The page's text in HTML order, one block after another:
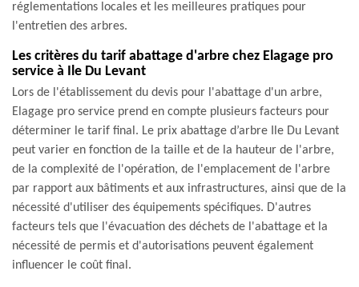
réglementations locales et les meilleures pratiques pour
l'entretien des arbres.
Les critères du tarif abattage d'arbre chez Elagage pro
service à Ile Du Levant
Lors de l'établissement du devis pour l'abattage d'un arbre,
Elagage pro service prend en compte plusieurs facteurs pour
déterminer le tarif final. Le prix abattage d’arbre Ile Du Levant
peut varier en fonction de la taille et de la hauteur de l'arbre,
de la complexité de l'opération, de l'emplacement de l'arbre
par rapport aux bâtiments et aux infrastructures, ainsi que de la
nécessité d'utiliser des équipements spécifiques. D'autres
facteurs tels que l'évacuation des déchets de l'abattage et la
nécessité de permis et d'autorisations peuvent également
influencer le coût final.